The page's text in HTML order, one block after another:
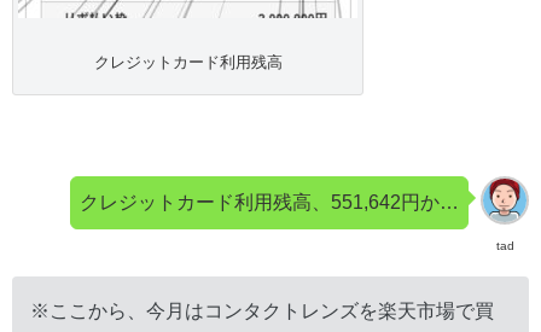
クレジットカード利用残高
tad
クレジットカード利用残高、551,642円か…
※ここから、今月はコンタクトレンズを楽天市場で買